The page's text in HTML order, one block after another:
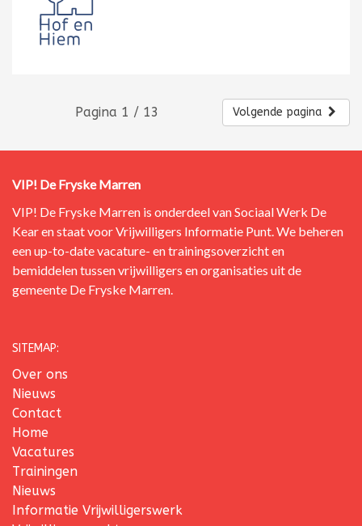
Pagina 1 / 13 Volgende pagina
VIP! De Fryske Marren
VIP! De Fryske Marren is onderdeel vanSociaal Werk De
Kearen staat voor Vrijwilligers Informatie Punt.We beheren
een up-to-date vacature- en trainingsoverzicht en
bemiddelen tussen vrijwilligers en organisaties uit de
gemeente De Fryske Marren.
SITEMAP:
Over ons
Nieuws
Contact
Home
Vacatures
Trainingen
Nieuws
Informatie Vrijwilligerswerk